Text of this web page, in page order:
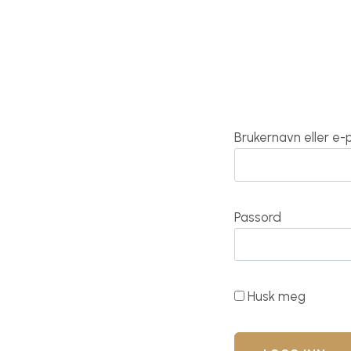
Brukernavn eller
Passord
Husk meg